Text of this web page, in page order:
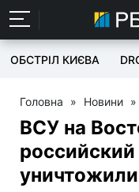
ОБСТРІЛ КИЄВА
Головна » Новини »
ВСУ на
российский